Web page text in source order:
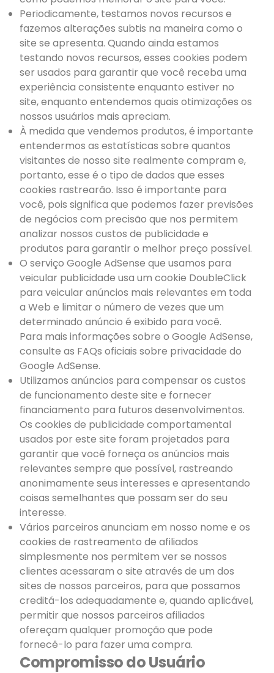
Periodicamente, testamos novos recursos e
fazemos alterações subtis na maneira como o
site se apresenta. Quando ainda estamos
testando novos recursos, esses cookies podem
ser usados ​​para garantir que você receba uma
experiência consistente enquanto estiver no
site, enquanto entendemos quais otimizações os
nossos usuários mais apreciam.
À medida que vendemos produtos, é importante
entendermos as estatísticas sobre quantos
visitantes de nosso site realmente compram e,
portanto, esse é o tipo de dados que esses
cookies rastrearão. Isso é importante para
você, pois significa que podemos fazer previsões
de negócios com precisão que nos permitem
analizar nossos custos de publicidade e
produtos para garantir o melhor preço possível.
O serviço Google AdSense que usamos para
veicular publicidade usa um cookie DoubleClick
para veicular anúncios mais relevantes em toda
a Web e limitar o número de vezes que um
determinado anúncio é exibido para você.
Para mais informações sobre o Google AdSense,
consulte as FAQs oficiais sobre privacidade do
Google AdSense.
Utilizamos anúncios para compensar os custos
de funcionamento deste site e fornecer
financiamento para futuros desenvolvimentos.
Os cookies de publicidade comportamental
usados ​​por este site foram projetados para
garantir que você forneça os anúncios mais
relevantes sempre que possível, rastreando
anonimamente seus interesses e apresentando
coisas semelhantes que possam ser do seu
interesse.
Vários parceiros anunciam em nosso nome e os
cookies de rastreamento de afiliados
simplesmente nos permitem ver se nossos
clientes acessaram o site através de um dos
sites de nossos parceiros, para que possamos
creditá-los adequadamente e, quando aplicável,
permitir que nossos parceiros afiliados
ofereçam qualquer promoção que pode
fornecê-lo para fazer uma compra.
Compromisso do Usuário